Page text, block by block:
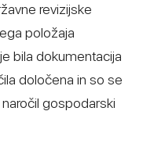
revizijske
položaja
bila dokumentacija
določena in so se
gospodarski